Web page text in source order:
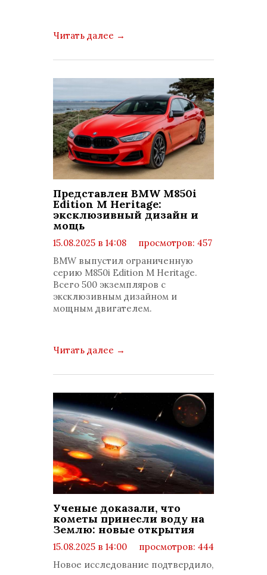
Читать далее →
Представлен BMW M850i
Edition M Heritage:
эксклюзивный дизайн и
мощь
15.08.2025 в 14:08
просмотров: 457
комментариев: 0
BMW выпустил ограниченную
серию M850i Edition M Heritage.
Всего 500 экземпляров с
эксклюзивным дизайном и
мощным двигателем.
Читать далее →
Ученые доказали, что
кометы принесли воду на
Землю: новые открытия
15.08.2025 в 14:00
просмотров: 444
Новое исследование подтвердило,